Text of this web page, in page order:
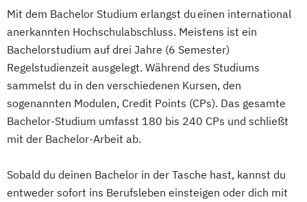
Management der Medien- und
Kreativwirtschaft
Medien- und Eventmanagement
Medien- und Wirtschaftspsychologie
Public Relations und Digitales Marketing
(DE/EN)
Social Media Marketing und Content
Visual and Media Anthropology
Wirtschaftspsychologie (DE/EN)
Mit dem Bachelor Studium erlangst du einen international
anerkannten Hochschulabschluss. Meistens ist ein
Bachelorstudium auf drei Jahre (6 Semester)
Regelstudienzeit ausgelegt. Während des Studiums
sammelst du in den verschiedenen Kursen, den
sogenannten Modulen, Credit Points (CPs). Das gesamte
Bachelor-Studium umfasst 180 bis 240 CPs und schließt
mit der Bachelor-Arbeit ab.
Sobald du deinen Bachelor in der Tasche hast, kannst du
entweder sofort ins Berufsleben einsteigen oder dich mit